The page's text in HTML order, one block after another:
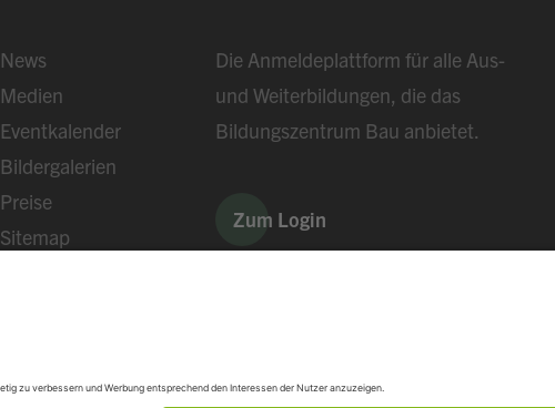
News
Medien
Eventkalender
Bildergalerien
Preise
Sitemap
Die Anmeldeplattform für alle Aus-
und Weiterbildungen, die das
Bildungszentrum Bau anbietet.
Zum Login